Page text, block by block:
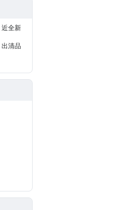
近全新
出清品